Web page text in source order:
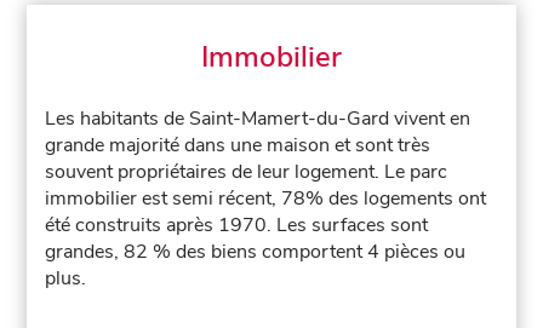
Immobilier
Les habitants de Saint-Mamert-du-Gard vivent en
grande majorité dans une maison et sont très
souvent propriétaires de leur logement. Le parc
immobilier est semi récent, 78% des logements ont
été construits après 1970. Les surfaces sont
grandes, 82 % des biens comportent 4 pièces ou
plus.